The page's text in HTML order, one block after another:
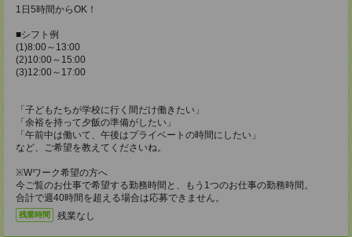
1日5時間からOK！
■シフト例
(1)8:00～13:00
(2)10:00～15:00
(3)12:00～17:00
「子どもたちが学校に行く間だけ働きたい」
「余裕を持って夕飯の準備がしたい」
「午前中は働いて、午後はプライベートの時間にしたい」
など、ご希望を教えてくださいね。
※Wワーク希望の方へ
今ご覧のお仕事で希望する勤務時間と、もう1つのお仕事の勤務時間。
合計で週40時間を超える場合は応募できません。
残業時間 残業なし